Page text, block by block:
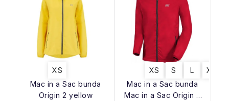
Mac in a Sac bunda
Origin 2 yellow
XS
Mac in a Sac bunda
Mac in a Sac Origin 2
XS S L XL